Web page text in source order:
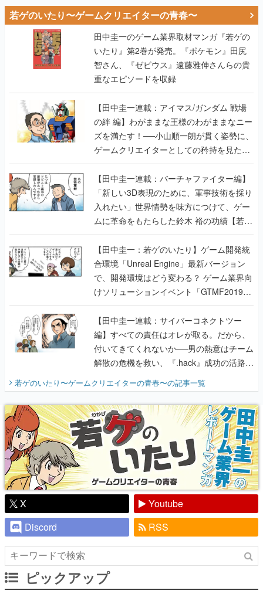
若ゲのいたり〜ゲームクリエイターの青春〜
田中圭一のゲーム業界取材マンガ『若ゲの
いたり』第2巻が発売。『ポケモン』田尻
智さん、『ゼビウス』遠藤雅伸さんらの貴
重なエピソードを収録
【田中圭一連載：アイマス/ガンダム 戦場
の絆 編】わがままな王様のわがままなニー
ズを満たす！──小山順一朗が貫く姿勢に、
ゲームクリエイターとしての矜持を見た
【若ゲのいたり最終回】
【田中圭一連載：バーチャファイター編】
「新しい3D表現のために、軍事技術を採り
入れたい」世界情勢を味方につけて、ゲー
ムに革命をもたらした鈴木 裕の功績【若ゲ
のいたり】
【田中圭一：若ゲのいたり】ゲーム開発統
合環境「Unreal Engine」最新バージョン
で、開発環境はどう変わる？ ゲーム業界向
けソリューションイベント「GTMF2019」
に行って、より理解を深めよう【PR】
【田中圭一連載：サイバーコネクトツー
編】すべての責任はオレが取る。だから、
付いてきてくれないか──男の熱意はチーム
解散の危機を救い、『.hack』成功の活路を
開く。業界の快男児・松山 洋に流れる血は
『少年ジャンプ』色だった【若ゲのいた
り】
若ゲのいたり〜ゲームクリエイターの青春〜の記事一覧
X
Youtube
Discord
RSS
ピックアップ